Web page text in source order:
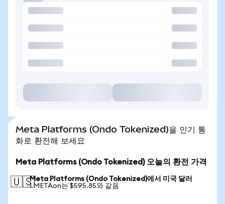
Meta Platforms (Ondo Tokenized)을 인기 통
화로 환전해 보세요
Meta Platforms (Ondo Tokenized) 오늘의 환전 가격
🇺🇸Meta Platforms (Ondo Tokenized)에서 미국 달러
1 METAon는 $595.85와 같음